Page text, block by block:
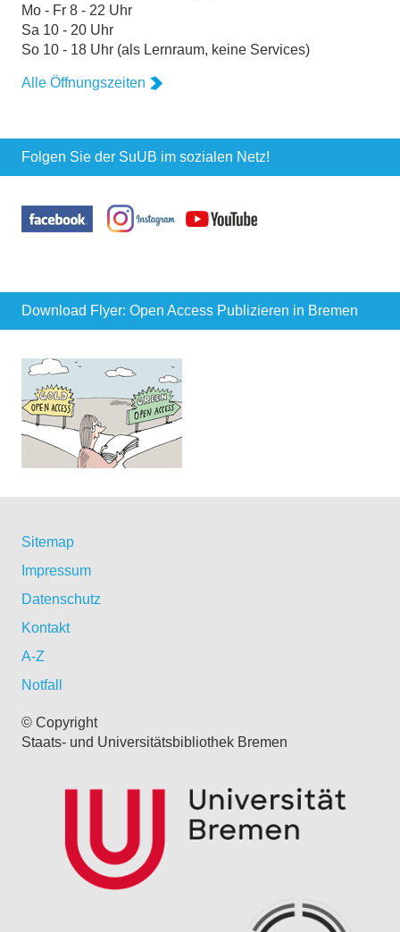
Mo - Fr 8 - 22 Uhr
Sa 10 - 20 Uhr
So 10 - 18 Uhr (als Lernraum, keine Services)
Alle Öffnungszeiten
Folgen Sie der SuUB im sozialen Netz!
Download Flyer: Open Access Publizieren in Bremen
Sitemap
Impressum
Datenschutz
Kontakt
A-Z
Notfall
© Copyright
Staats- und Universitätsbibliothek Bremen